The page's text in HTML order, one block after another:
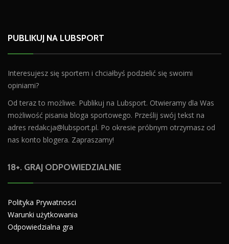
PUBLIKUJ NA LUBSPORT
Interesujesz się sportem i chciałbyś podzielić się swoimi
opiniami?
Od teraz to możliwe. Publikuj na Lubsport. Otwieramy dla Was
możliwość pisania bloga sportowego. Prześlij swój tekst na
adres redakcja@lubsport.pl. Po okresie próbnym otrzymasz od
nas konto blogera. Zapraszamy!
18+. GRAJ ODPOWIEDZIALNIE
Polityka Prywatnosci
Warunki użytkowania
Odpowiedzialna gra